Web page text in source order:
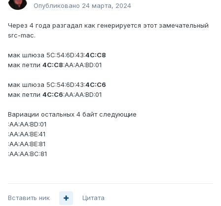
Опубликовано 24 марта, 2024
Через 4 года разгадал как генерируется этот замечательный
src-mac.
мак шлюза 5C:54:6D:43:4C:C8
мак петли 4C:C8:AA:AA:BD:01
мак шлюза 5C:54:6D:43:4C:C6
мак петли 4C:C6:AA:AA:BD:01
Вариации остальных 4 байт следующие
:AA:AA:BD:01
:AA:AA:BE:41
:AA:AA:BE:81
:AA:AA:BC:81
Вставить ник Цитата